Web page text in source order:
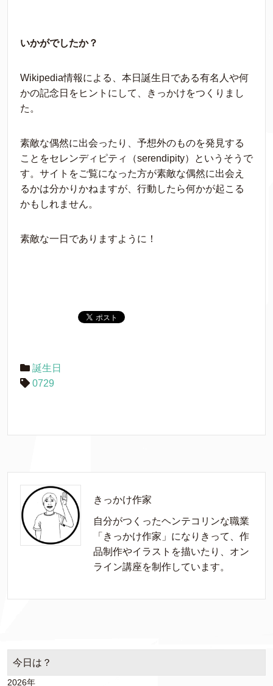
いかがでしたか？
Wikipedia情報による、本日誕生日である有名人や何
かの記念日をヒントにして、きっかけをつくりまし
た。
素敵な偶然に出会ったり、予想外のものを発見する
ことをセレンディピティ（serendipity）というそうで
す。サイトをご覧になった方が素敵な偶然に出会え
るかは分かりかねますが、行動したら何かが起こる
かもしれません。
素敵な一日でありますように！
誕生日
0729
きっかけ作家
自分がつくったヘンテコリンな職業
「きっかけ作家」になりきって、作
品制作やイラストを描いたり、オン
ライン講座を制作しています。
今日は？
2026年